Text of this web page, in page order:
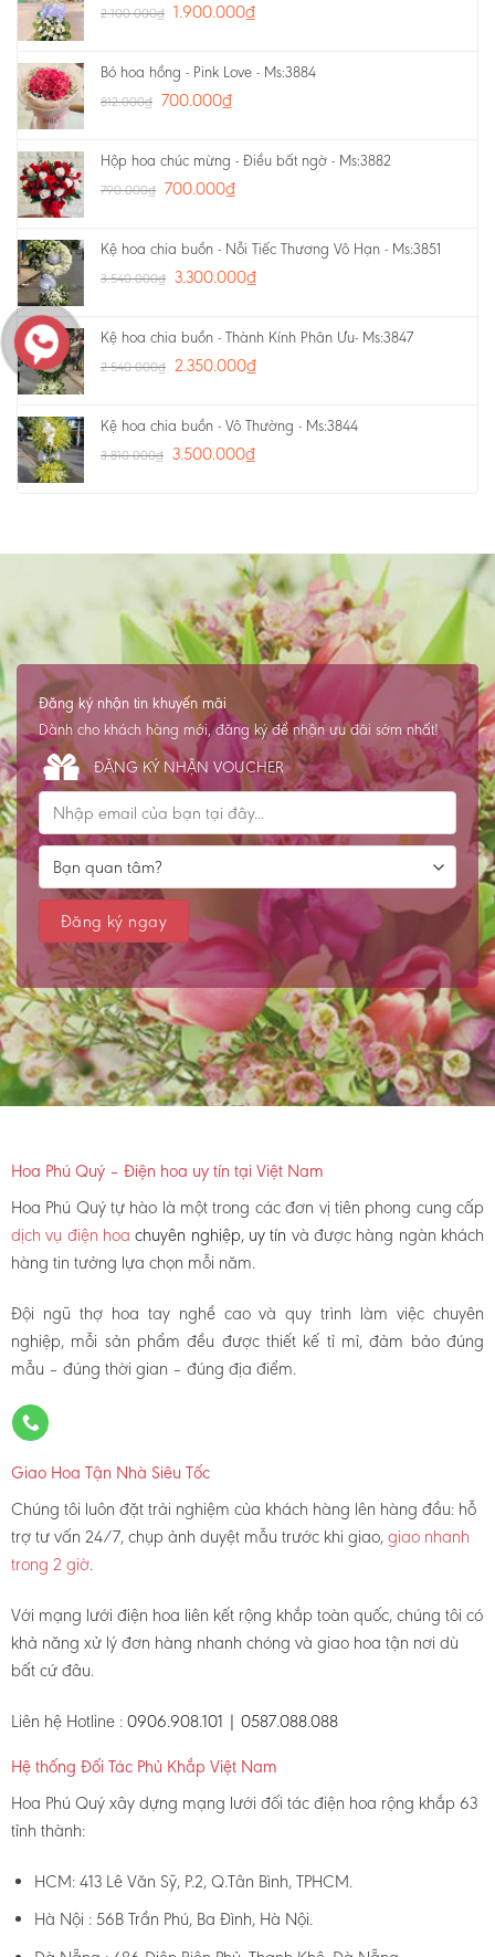
2.100.000₫ 1.900.000₫
Bó hoa hồng - Pink Love - Ms:3884
812.000₫ 700.000₫
Hộp hoa chúc mừng - Điều bất ngờ - Ms:3882
790.000₫ 700.000₫
Kệ hoa chia buồn - Nỗi Tiếc Thương Vô Hạn - Ms:3851
3.540.000₫ 3.300.000₫
Kệ hoa chia buồn - Thành Kính Phân Ưu- Ms:3847
2.540.000₫ 2.350.000₫
Kệ hoa chia buồn - Vô Thường - Ms:3844
3.810.000₫ 3.500.000₫
Đăng ký nhận tin khuyến mãi
Dành cho khách hàng mới, đăng ký để nhận ưu đãi sớm nhất!
ĐĂNG KÝ NHẬN VOUCHER
Hoa Phú Quý – Điện hoa uy tín tại Việt Nam
Hoa Phú Quý tự hào là một trong các đơn vị tiên phong cung cấp
dịch vụ điện hoachuyên nghiệp, uy tín và được hàng ngàn khách
hàng tin tưởng lựa chọn mỗi năm.
Đội ngũ thợ hoa tay nghề cao và quy trình làm việc chuyên
nghiệp, mỗi sản phẩm đều được thiết kế tỉ mỉ, đảm bảo đúng
mẫu – đúng thời gian – đúng địa điểm.
Giao Hoa Tận Nhà Siêu Tốc
Chúng tôi luôn đặt trải nghiệm của khách hàng lên hàng đầu: hỗ
trợ tư vấn 24/7, chụp ảnh duyệt mẫu trước khi giao,giao nhanh
trong 2 giờ.
Với mạng lưới điện hoa liên kết rộng khắp toàn quốc, chúng tôi có
khả năng xử lý đơn hàng nhanh chóng và giao hoa tận nơi dù
bất cứ đâu.
Liên hệ Hotline : 0906.908.101 | 0587.088.088
Hệ thống Đối Tác Phủ Khắp Việt Nam
Hoa Phú Quý xây dựng mạng lưới đối tác điện hoa rộng khắp 63
tỉnh thành:
HCM: 413 Lê Văn Sỹ, P.2, Q.Tân Bình, TPHCM.
Hà Nội : 56B Trần Phú, Ba Đình, Hà Nội.